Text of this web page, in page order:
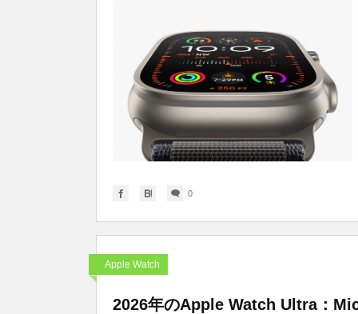
0
Apple Watch
2026年のApple Watch Ultra：